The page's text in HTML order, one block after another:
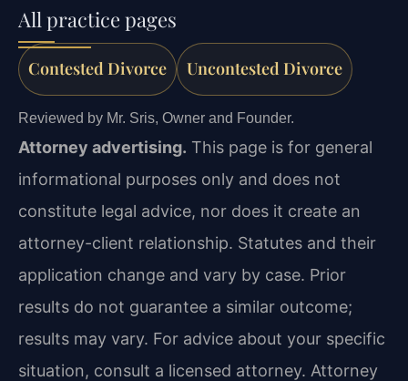
All practice pages
Contested Divorce Uncontested Divorce
Reviewed by Mr. Sris, Owner and Founder.
Attorney advertising. This page is for general
informational purposes only and does not
constitute legal advice, nor does it create an
attorney-client relationship. Statutes and their
application change and vary by case. Prior
results do not guarantee a similar outcome;
results may vary. For advice about your specific
situation, consult a licensed attorney. Attorney